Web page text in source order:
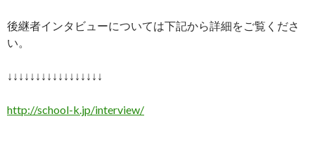
後継者インタビューについては下記から詳細をご覧くださ
い。
↓↓↓↓↓↓↓↓↓↓↓↓↓↓↓↓↓
http://school-k.jp/interview/